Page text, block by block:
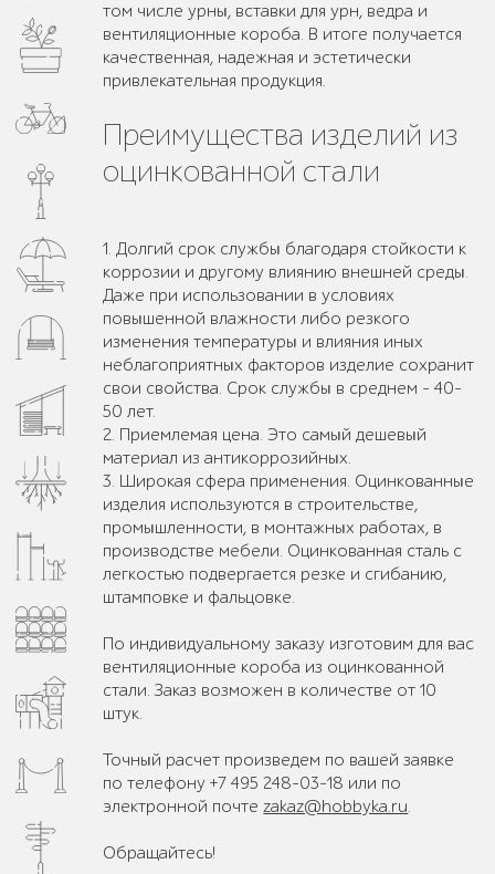
том числе урны, вставки для урн, ведра и
вентиляционные короба. В итоге получается
качественная, надежная и эстетически
привлекательная продукция.
Преимущества изделий из
оцинкованной стали
1. Долгий срок службы благодаря стойкости к
коррозии и другому влиянию внешней среды.
Даже при использовании в условиях
повышенной влажности либо резкого
изменения температуры и влияния иных
неблагоприятных факторов изделие сохранит
свои свойства. Срок службы в среднем - 40-
50 лет.
2. Приемлемая цена. Это самый дешевый
материал из антикоррозийных.
3. Широкая сфера применения. Оцинкованные
изделия используются в строительстве,
промышленности, в монтажных работах, в
производстве мебели. Оцинкованная сталь с
легкостью подвергается резке и сгибанию,
штамповке и фальцовке.
По индивидуальному заказу изготовим для вас
вентиляционные короба из оцинкованной
стали. Заказ возможен в количестве от 10
штук.
Точный расчет произведем по вашей заявке
по телефону +7 495 248-03-18 или по
электронной почтеzakaz@hobbyka.ru.
Обращайтесь!